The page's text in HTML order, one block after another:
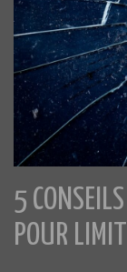
5
POUR